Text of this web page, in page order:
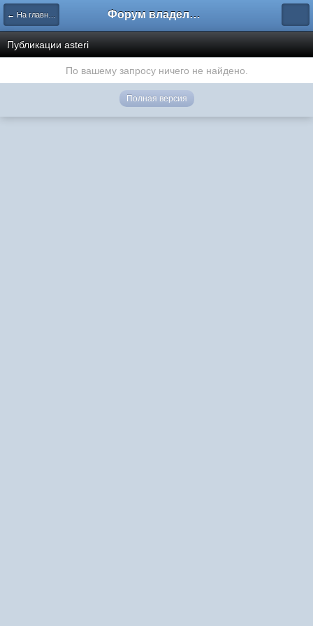
← На главную Форум владельцев интернет-магазинов
Публикации asteri
По вашему запросу ничего не найдено.
Полная версия